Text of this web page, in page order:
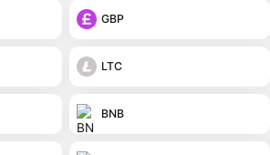
GBP
LTC
BNB